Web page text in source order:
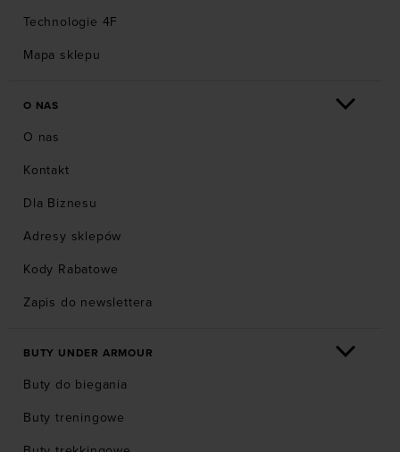
Technologie 4F
Mapa sklepu
O NAS
O nas
Kontakt
Dla Biznesu
Adresy sklepów
Kody Rabatowe
Zapis do newslettera
BUTY UNDER ARMOUR
Buty do biegania
Buty treningowe